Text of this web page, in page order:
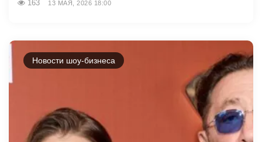
163 13 МАЯ, 2026 18:00
Новости шоу-бизнеса